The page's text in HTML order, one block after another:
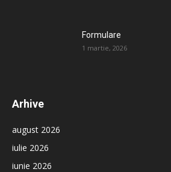
Formulare
1 martie, 2026
Arhive
august 2026
iulie 2026
iunie 2026